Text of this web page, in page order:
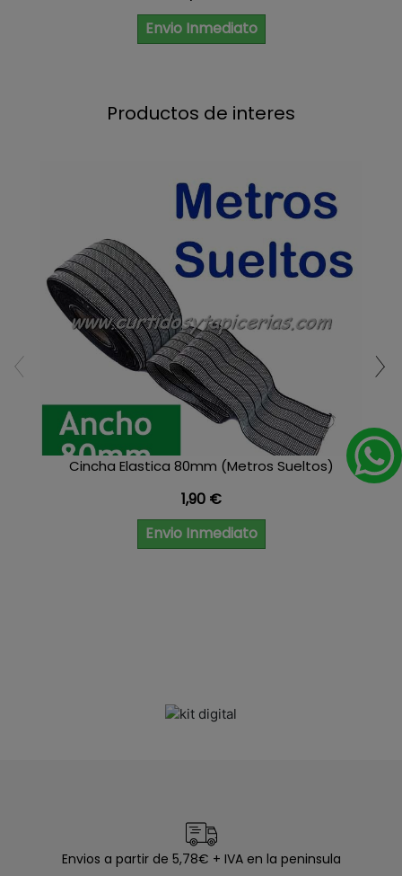
Envio Inmediato
Productos de interes
Cincha Elastica 80mm (Metros Sueltos)
Precio
1,90 €
Envio Inmediato
Envios a partir de 5,78€ + IVA en la peninsula